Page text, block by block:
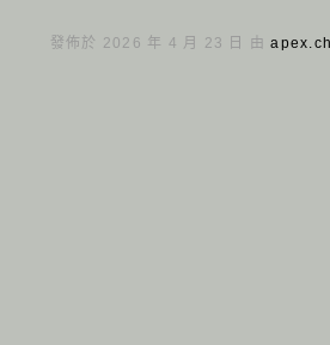
發佈於 2026 年 4 月 23 日 由